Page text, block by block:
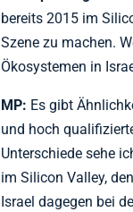
bereits 2015 im
Szene zu machen.
Ökosystemen in
MP: Es gibt
und hoch
Unterschiede sehe
im Silicon Valley,
Israel dagegen bei